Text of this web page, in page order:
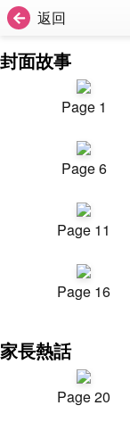
返回
封面故事
Page 1
Page 6
Page 11
Page 16
家長熱話
Page 20